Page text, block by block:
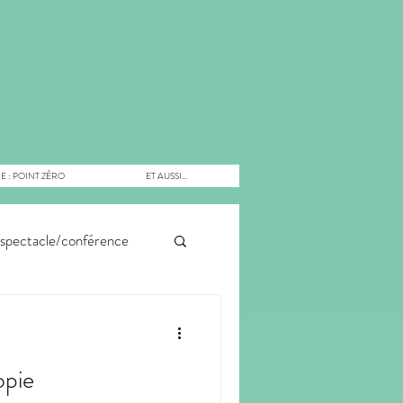
: POINT ZÉRO ET AUSSI...
spectacle/conférence